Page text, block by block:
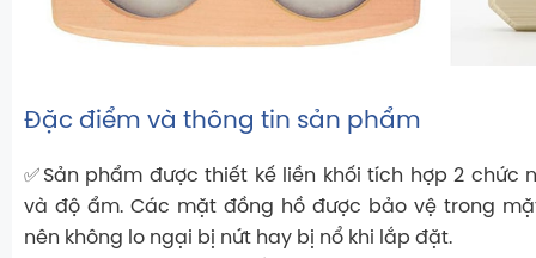
Đặc điểm và thông tin sản phẩm
✅Sản phẩm được thiết kế liền khối tích hợp 2 chức
và độ ẩm. Các mặt đồng hồ được bảo vệ trong
nên không lo ngại bị nứt hay bị nổ khi lắp đặt.